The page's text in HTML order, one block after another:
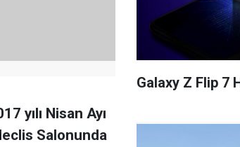
yılı Nisan Ayı
Salonunda
Galaxy Z Flip 7